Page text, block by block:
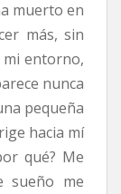
muerto en
más, sin
mi entorno,
nunca
pequeña
hacia mí
qué? Me
sueño me